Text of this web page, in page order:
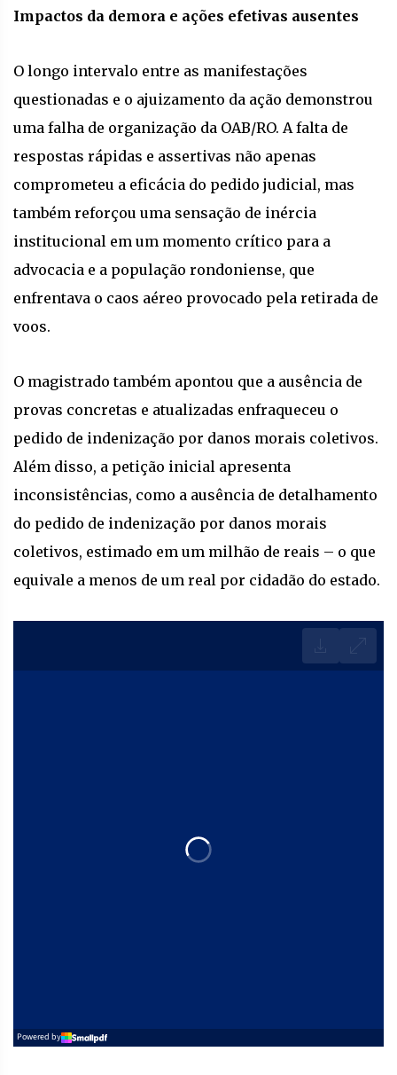
Impactos da demora e ações efetivas ausentes
O longo intervalo entre as manifestações
questionadas e o ajuizamento da ação demonstrou
uma falha de organização da OAB/RO. A falta de
respostas rápidas e assertivas não apenas
comprometeu a eficácia do pedido judicial, mas
também reforçou uma sensação de inércia
institucional em um momento crítico para a
advocacia e a população rondoniense, que
enfrentava o caos aéreo provocado pela retirada de
voos.
O magistrado também apontou que a ausência de
provas concretas e atualizadas enfraqueceu o
pedido de indenização por danos morais coletivos.
Além disso, a petição inicial apresenta
inconsistências, como a ausência de detalhamento
do pedido de indenização por danos morais
coletivos, estimado em um milhão de reais – o que
equivale a menos de um real por cidadão do estado.